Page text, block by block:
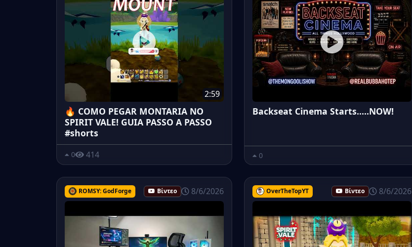
2:59
🔥 COMO PEGAR MONTARIA NO
SPIRIT VALE! GUIA PASSO A PASSO
#shorts
0 414
Backseat Cinema Starts.....NOW!
0
ROMSY: GodForge Βίντεο 8/6/2026 OverTheTopYT Βίντεο 8/6/2026